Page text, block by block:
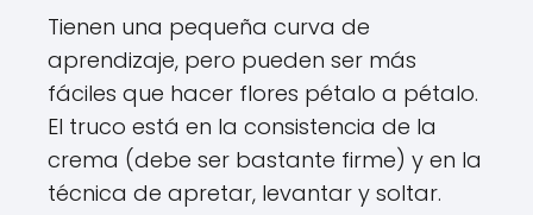
Tienen una pequeña curva de
aprendizaje, pero pueden ser más
fáciles que hacer flores pétalo a pétalo.
El truco está en la consistencia de la
crema (debe ser bastante firme) y en la
técnica de apretar, levantar y soltar.